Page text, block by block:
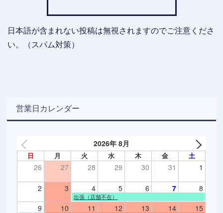
日本語が含まれない投稿は無視されますのでご注意くださ
い。（スパム対策）
営業日カレンダー
2026年 8月
日 月 火 水 木 金 土
26 27 28 29 30 31 1
2 3 4 5 6 7 8
出張（店舗不在）
9 10 11 12 13 14 15